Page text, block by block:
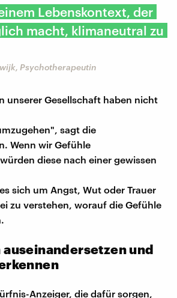
Lebenskontext, der
macht, klimaneutral zu
Psychotherapeutin
unserer Gesellschaft haben nicht
sagt die
Wenn wir Gefühle
diese nach einer gewissen
sich um Angst, Wut oder Trauer
zu verstehen, worauf die Gefühle
und
Anzeiger, die dafür sorgen,